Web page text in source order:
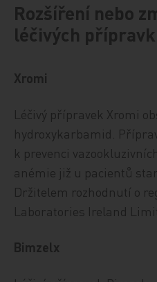
Rozšíření nebo
léčivých
Xromi
Léčivý přípravek Xromi
hydroxykarbamid.
k prevenci
anémie již u pacientů
Držitelem rozhodnutí o
Laboratories Ireland
Bimzelx